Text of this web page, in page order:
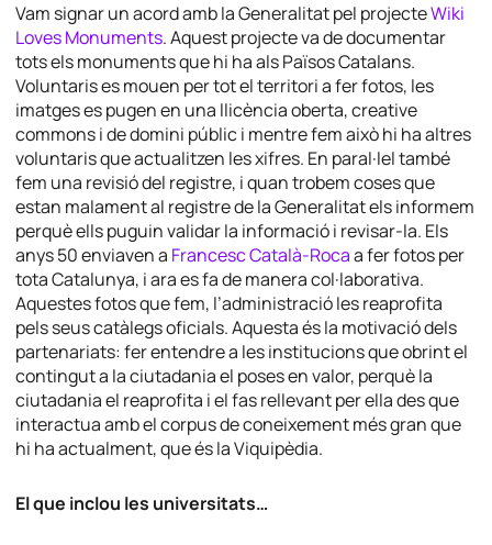
Vam signar un acord amb la Generalitat pel projecteWiki
Loves Monuments. Aquest projecte va de documentar
tots els monuments que hi ha als Països Catalans.
Voluntaris es mouen per tot el territori a fer fotos, les
imatges es pugen en una llicència oberta,creative
commonsi de domini públic i mentre fem això hi ha altres
voluntaris que actualitzen les xifres. En paral·lel també
fem una revisió del registre, i quan trobem coses que
estan malament al registre de la Generalitat els informem
perquè ells puguin validar la informació i revisar-la. Els
anys 50 enviaven a Francesc Català-Rocaa fer fotos per
tota Catalunya, i ara es fa de manera col·laborativa.
Aquestes fotos que fem, l’administració les reaprofita
pels seus catàlegs oficials. Aquesta és la motivació dels
partenariats: fer entendre a les institucions que obrint el
contingut a la ciutadania el poses en valor, perquè la
ciutadania el reaprofita i el fas rellevant per ella des que
interactua amb el corpus de coneixement més gran que
hi ha actualment, que és la Viquipèdia.
El que inclou les universitats…